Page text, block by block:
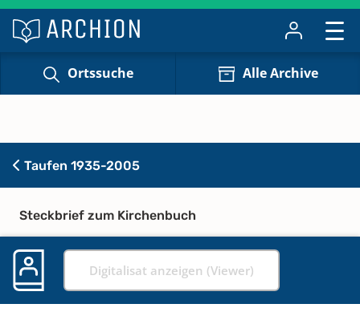
Ortssuche Alle Archive
Taufen 1935-2005
Steckbrief zum Kirchenbuch
Digitalisat anzeigen (Viewer)